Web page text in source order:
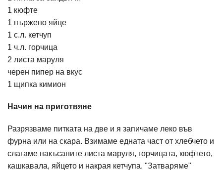
1 кюфте
1 пържено яйце
1 с.л. кетчуп
1 ч.л. горчица
2 листа маруля
черен пипер на вкус
1 щипка кимион
Начин на приготвяне
Разрязваме питката на две и я запичаме леко във
фурна или на скара. Взимаме едната част от хлебчето и
слагаме накъсаните листа маруля, горчицата, кюфтето,
кашкавала, яйцето и накрая кетчупа. "Затваряме"